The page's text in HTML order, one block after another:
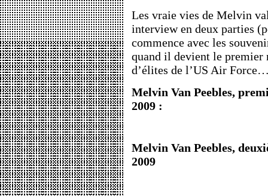
Les vraie vies de Melvin
interview en deux parties
commence avec les
quand il devient le premier
d’élites de l’US Air
Melvin Van Peebles,
2009 :
Melvin Van Peebles,
2009